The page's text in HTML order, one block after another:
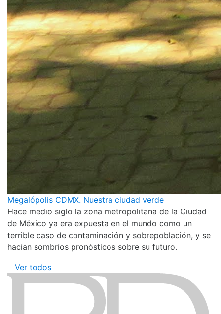
Megalópolis CDMX. Nuestra ciudad verde
Hace medio siglo la zona metropolitana de la Ciudad
de México ya era expuesta en el mundo como un
terrible caso de contaminación y sobrepoblación, y se
hacían sombríos pronósticos sobre su futuro.
Ver todos